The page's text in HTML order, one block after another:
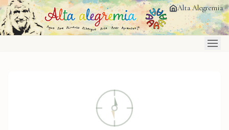
Saltar al contenido principal Alta Alegremia